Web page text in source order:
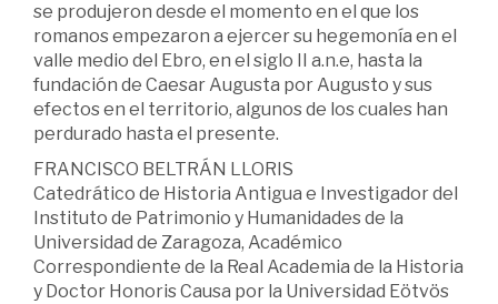
se produjeron desde el momento en el que los
romanos empezaron a ejercer su hegemonía en el
valle medio del Ebro, en el siglo II a.n.e, hasta la
fundación de Caesar Augusta por Augusto y sus
efectos en el territorio, algunos de los cuales han
perdurado hasta el presente.
FRANCISCO BELTRÁN LLORIS
Catedrático de Historia Antigua e Investigador del
Instituto de Patrimonio y Humanidades de la
Universidad de Zaragoza, Académico
Correspondiente de la Real Academia de la Historia
y Doctor Honoris Causa por la Universidad Eötvös